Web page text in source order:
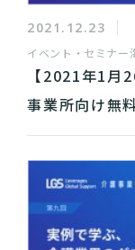
2021.12.23
イベント・セミナー
【2021年1月
事業所向け無